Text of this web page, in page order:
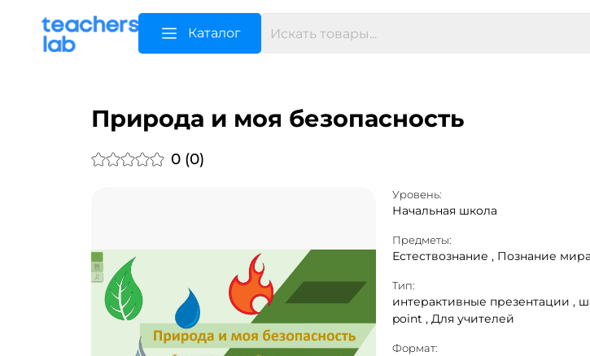
Каталог
Природа и моя безопасность
0 (0)
Уровень:
Начальная школа
Предметы:
Естествознание , Познание мира
Тип:
интерактивные презентации ,
point , Для учителей
Формат: